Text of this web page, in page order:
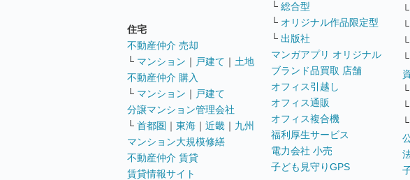
住宅
不動産仲介 売却
└ マンション ｜ 戸建て ｜ 土地
不動産仲介 購入
└ マンション ｜ 戸建て
分譲マンション管理会社
└ 首都圏 ｜ 東海 ｜ 近畿 ｜ 九州
マンション大規模修繕
不動産仲介 賃貸
賃貸情報サイト
└ 総合型
└ オリジナル作品限定型
└ 出版社
マンガアプリ オリジナル
ブランド品買取 店舗
オフィス引越し
オフィス通販
オフィス複合機
福利厚生サービス
電力会社 小売
子ども見守りGPS
└
└
└
└
└
└
└